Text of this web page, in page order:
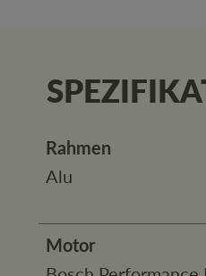
Rahmen
Alu
Motor